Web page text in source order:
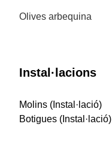
Olives arbequina
Instal·lacions
Molins (Instal·lació)
Botigues (Instal·lació)